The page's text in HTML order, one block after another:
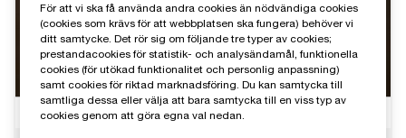
För att vi ska få använda andra cookies än nödvändiga cookies
(cookies som krävs för att webbplatsen ska fungera) behöver vi
ditt samtycke. Det rör sig om följande tre typer av cookies;
prestandacookies för statistik- och analysändamål, funktionella
cookies (för utökad funktionalitet och personlig anpassning)
samt cookies för riktad marknadsföring. Du kan samtycka till
samtliga dessa eller välja att bara samtycka till en viss typ av
cookies genom att göra egna val nedan.